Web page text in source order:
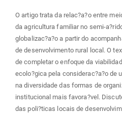
O artigo trata da relac?a?o entre
da agricultura familiar no semi-
globalizac?a?o a partir do
de desenvolvimento rural local. O
de completar o enfoque da
ecolo?gica pela considerac?a?o de
na diversidade das formas de
institucional mais favora?vel.
das poli?ticas locais de